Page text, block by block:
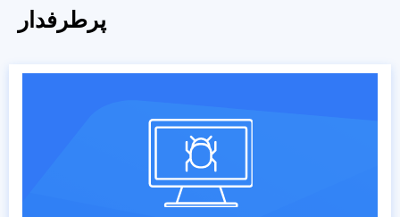
پرطرفدار